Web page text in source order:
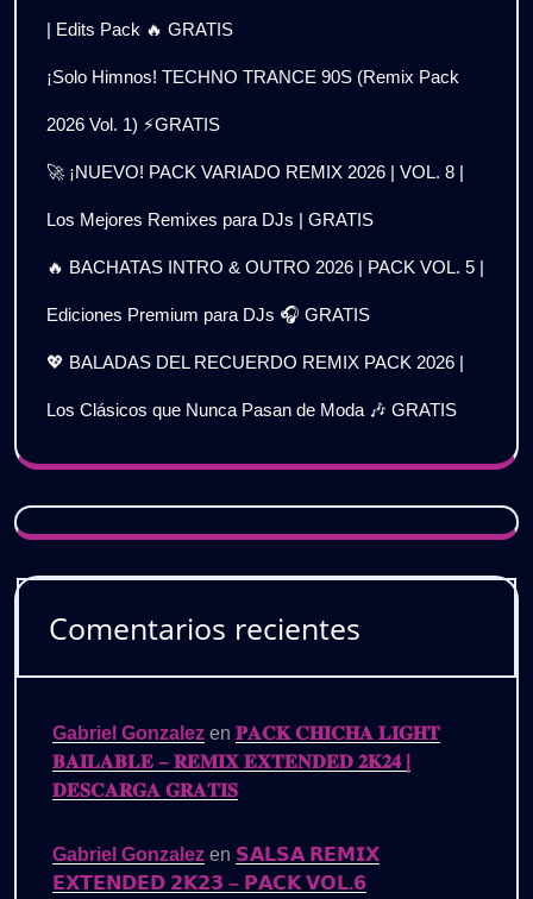
| Edits Pack 🔥 GRATIS
¡Solo Himnos! TECHNO TRANCE 90S (Remix Pack
2026 Vol. 1) ⚡GRATIS
🚀 ¡NUEVO! PACK VARIADO REMIX 2026 | VOL. 8 |
Los Mejores Remixes para DJs | GRATIS
🔥 BACHATAS INTRO & OUTRO 2026 | PACK VOL. 5 |
Ediciones Premium para DJs 🎧 GRATIS
💖 BALADAS DEL RECUERDO REMIX PACK 2026 |
Los Clásicos que Nunca Pasan de Moda 🎶 GRATIS
Comentarios recientes
Gabriel Gonzalez en 𝐏𝐀𝐂𝐊 𝐂𝐇𝐈𝐂𝐇𝐀 𝐋𝐈𝐆𝐇𝐓
𝐁𝐀𝐈𝐋𝐀𝐁𝐋𝐄 – 𝐑𝐄𝐌𝐈𝐗 𝐄𝐗𝐓𝐄𝐍𝐃𝐄𝐃 𝟐𝐊𝟐𝟒 |
𝐃𝐄𝐒𝐂𝐀𝐑𝐆𝐀 𝐆𝐑𝐀𝐓𝐈𝐒
Gabriel Gonzalez en 𝗦𝗔𝗟𝗦𝗔 𝗥𝗘𝗠𝗜𝗫
𝗘𝗫𝗧𝗘𝗡𝗗𝗘𝗗 𝟮𝗞𝟮𝟯 – 𝗣𝗔𝗖𝗞 𝗩𝗢𝗟.𝟲